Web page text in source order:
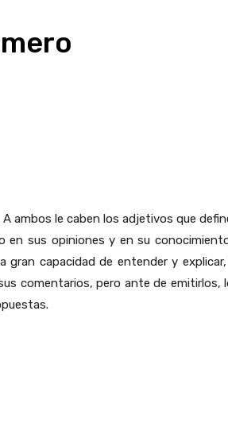
A ambos le caben los adjetivos que
en sus opiniones y en su
gran capacidad de entender y
comentarios, pero ante de emitirlos,